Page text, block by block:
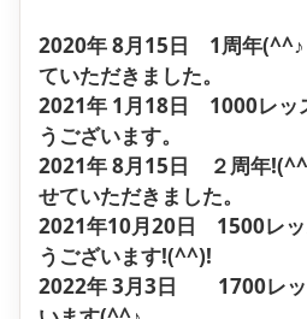
2020年 8月15日 1周年(^^♪
ていただきました。
2021年 1月18日 1000レッ
うございます。
2021年 8月15日 ２周年
せていただきました。
2021年10月20日 1500レッ
うございます!(^^)!
2022年 3月3日 1700レッ